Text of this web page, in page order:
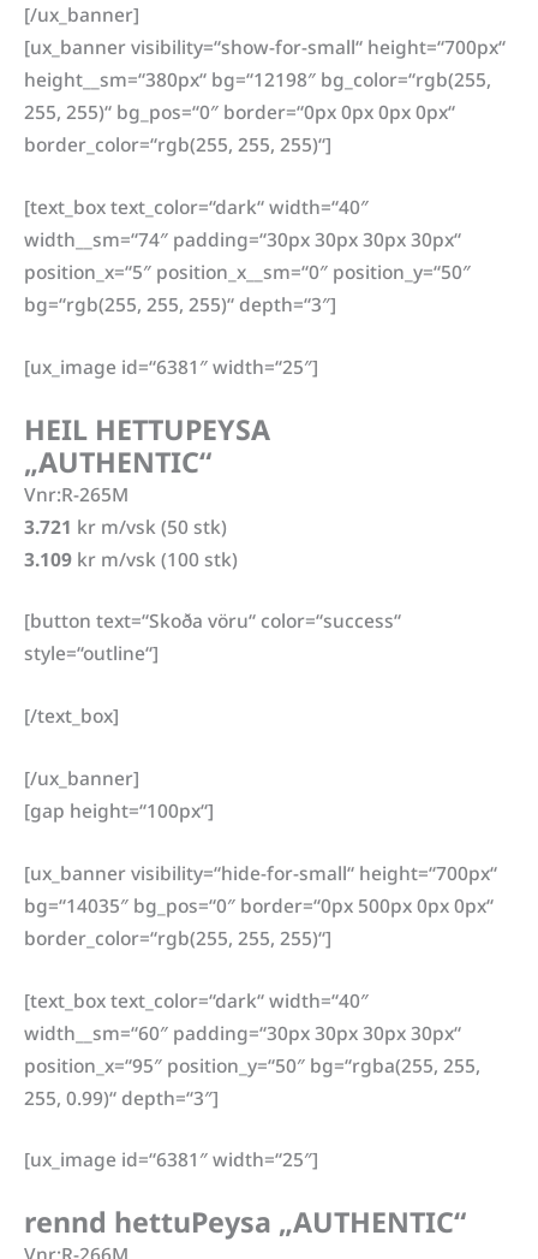
[/ux_banner]
[ux_banner visibility=“show-for-small“ height=“700px“
height__sm=“380px“ bg=“12198″ bg_color=“rgb(255,
255, 255)“ bg_pos=“0″ border=“0px 0px 0px 0px“
border_color=“rgb(255, 255, 255)“]
[text_box text_color=“dark“ width=“40″
width__sm=“74″ padding=“30px 30px 30px 30px“
position_x=“5″ position_x__sm=“0″ position_y=“50″
bg=“rgb(255, 255, 255)“ depth=“3″]
[ux_image id=“6381″ width=“25″]
HEIL HETTUPEYSA
„AUTHENTIC“
Vnr:R-265M
3.721 kr m/vsk (50 stk)
3.109 kr m/vsk (100 stk)
[button text=“Skoða vöru“ color=“success“
style=“outline“]
[/text_box]
[/ux_banner]
[gap height=“100px“]
[ux_banner visibility=“hide-for-small“ height=“700px“
bg=“14035″ bg_pos=“0″ border=“0px 500px 0px 0px“
border_color=“rgb(255, 255, 255)“]
[text_box text_color=“dark“ width=“40″
width__sm=“60″ padding=“30px 30px 30px 30px“
position_x=“95″ position_y=“50″ bg=“rgba(255, 255,
255, 0.99)“ depth=“3″]
[ux_image id=“6381″ width=“25″]
rennd hettuPeysa „AUTHENTIC“